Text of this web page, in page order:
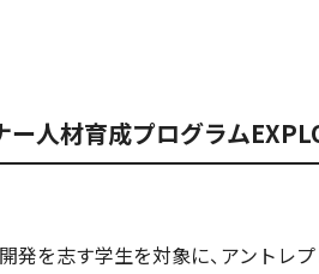
ー人材育成プログラム
を志す学生を対象に、アントレ